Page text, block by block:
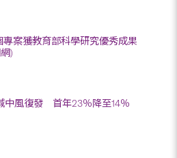
專案獲教育部科學研究優秀成果
)
中風復發 首年23％降至14％